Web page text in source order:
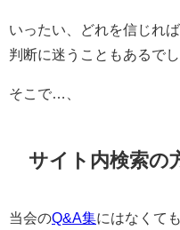
いったい、どれを信じれば
判断に迷うこともあるでし
そこで…、
サイト内検索の
当会のQ&A集にはなくて